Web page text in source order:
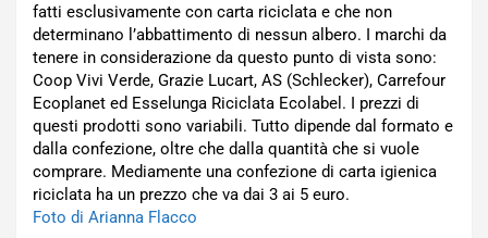
fatti esclusivamente con carta riciclata e che non
determinano l’abbattimento di nessun albero. I marchi da
tenere in considerazione da questo punto di vista sono:
Coop Vivi Verde, Grazie Lucart, AS (Schlecker), Carrefour
Ecoplanet ed Esselunga Riciclata Ecolabel. I prezzi di
questi prodotti sono variabili. Tutto dipende dal formato e
dalla confezione, oltre che dalla quantità che si vuole
comprare. Mediamente una confezione di carta igienica
riciclata ha un prezzo che va dai 3 ai 5 euro.
Foto di Arianna Flacco